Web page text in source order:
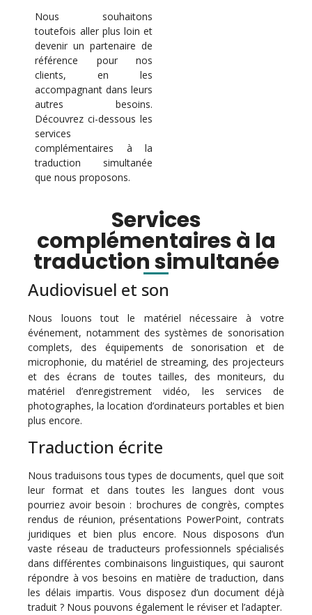
Nous souhaitons
toutefois aller plus loin et
devenir un partenaire de
référence pour nos
clients, en les
accompagnant dans leurs
autres besoins.
Découvrez ci-dessous les
services
complémentaires à la
traduction simultanée
que nous proposons.
Services
complémentaires à la
traduction simultanée
Audiovisuel et son
Nous louons tout le matériel nécessaire à votre
événement, notamment des systèmes de sonorisation
complets, des équipements de sonorisation et de
microphonie, du matériel de streaming, des projecteurs
et des écrans de toutes tailles, des moniteurs, du
matériel d’enregistrement vidéo, les services de
photographes, la location d’ordinateurs portables et bien
plus encore.
Traduction écrite
Nous traduisons tous types de documents, quel que soit
leur format et dans toutes les langues dont vous
pourriez avoir besoin : brochures de congrès, comptes
rendus de réunion, présentations PowerPoint, contrats
juridiques et bien plus encore. Nous disposons d’un
vaste réseau de traducteurs professionnels spécialisés
dans différentes combinaisons linguistiques, qui sauront
répondre à vos besoins en matière de traduction, dans
les délais impartis. Vous disposez d’un document déjà
traduit ? Nous pouvons également le réviser et l’adapter.